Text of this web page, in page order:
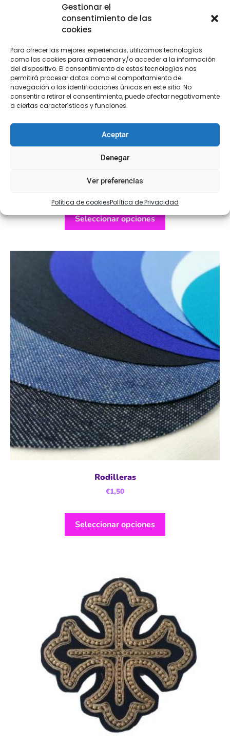
Gestionar el
consentimiento de las
cookies
Para ofrecer las mejores experiencias, utilizamos tecnologías
como las cookies para almacenar y/o acceder a la información
del dispositivo. El consentimiento de estas tecnologías nos
permitirá procesar datos como el comportamiento de
navegación o las identificaciones únicas en este sitio. No
consentir o retirar el consentimiento, puede afectar negativamente
a ciertas características y funciones.
Aceptar
Denegar
Ver preferencias
Política de cookiesPolítica de Privacidad
€2,80 - €3,95
Seleccionar opciones
Rodilleras
€1,50
Seleccionar opciones